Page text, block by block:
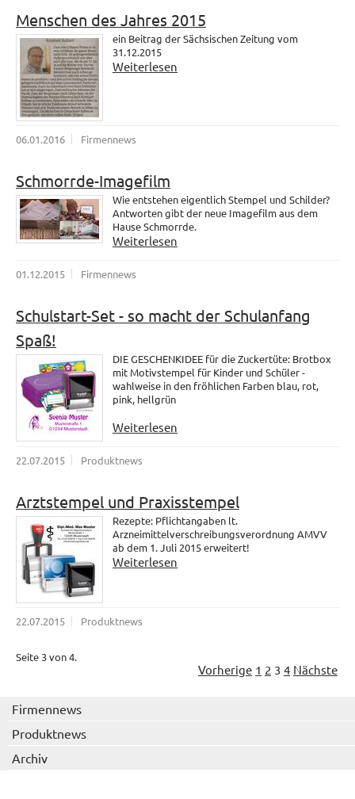
Menschen des Jahres 2015
ein Beitrag der Sächsischen Zeitung vom
31.12.2015
Weiterlesen
06.01.2016 Firmennews
Schmorrde-Imagefilm
Wie entstehen eigentlich Stempel und Schilder?
Antworten gibt der neue Imagefilm aus dem
Hause Schmorrde.
Weiterlesen
01.12.2015 Firmennews
Schulstart-Set - so macht der Schulanfang
Spaß!
DIE GESCHENKIDEE für die Zuckertüte: Brotbox
mit Motivstempel für Kinder und Schüler -
wahlweise in den fröhlichen Farben blau, rot,
pink, hellgrün
Weiterlesen
22.07.2015 Produktnews
Arztstempel und Praxisstempel
Rezepte: Pflichtangaben lt.
Arzneimittelverschreibungsverordnung AMVV
ab dem 1. Juli 2015 erweitert!
Weiterlesen
22.07.2015 Produktnews
Seite 3 von 4.
Vorherige 1 2 3 4 Nächste
Firmennews
Produktnews
Archiv